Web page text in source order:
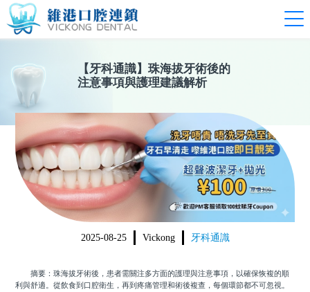
【 牙科通識】 珠海拔牙術後的
注意事項與護理建議解析
2025-08-25 Vickong 牙科通識
摘要：珠海拔牙術後，患者需關注多方面的護理與注意事項，以確保恢複的順
利與舒適。從飲食到口腔衛生，再到疼痛管理和術後複查，每個環節都不可忽視。